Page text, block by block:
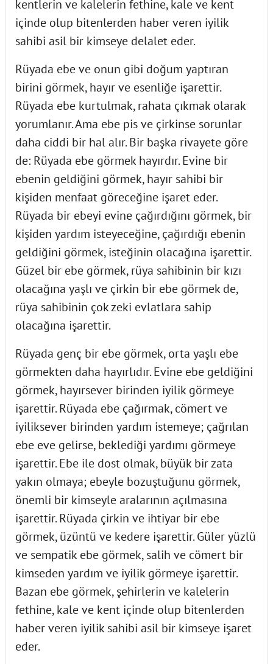
kentlerin ve kalelerin fethine, kale ve kent
içinde olup bitenlerden haber veren iyilik
sahibi asil bir kimseye delalet eder.
Rüyada ebe ve onun gibi doğum yaptıran
birini görmek, hayır ve esenliğe işarettir.
Rüyada ebe kurtulmak, rahata çıkmak olarak
yorumlanır. Ama ebe pis ve çirkinse sorunlar
daha ciddi bir hal alır. Bir başka rivayete göre
de: Rüyada ebe görmek hayırdır. Evine bir
ebenin geldiğini görmek, hayır sahibi bir
kişiden menfaat göreceğine işaret eder.
Rüyada bir ebeyi evine çağırdığını görmek, bir
kişiden yardım isteyeceğine, çağırdığı ebenin
geldiğini görmek, isteğinin olacağına işarettir.
Güzel bir ebe görmek, rüya sahibinin bir kızı
olacağına yaşlı ve çirkin bir ebe görmek de,
rüya sahibinin çok zeki evlatlara sahip
olacağına işarettir.
Rüyada genç bir ebe görmek, orta yaşlı ebe
görmekten daha hayırlıdır. Evine ebe geldiğini
görmek, hayırsever birinden iyilik görmeye
işarettir. Rüyada ebe çağırmak, cömert ve
iyiliksever birinden yardım istemeye; çağrılan
ebe eve gelirse, beklediği yardımı görmeye
işarettir. Ebe ile dost olmak, büyük bir zata
yakın olmaya; ebeyle bozuştuğunu görmek,
önemli bir kimseyle aralarının açılmasına
işarettir. Rüyada çirkin ve ihtiyar bir ebe
görmek, üzüntü ve kedere işarettir. Güler yüzlü
ve sempatik ebe görmek, salih ve cömert bir
kimseden yardım ve iyilik görmeye işarettir.
Bazan ebe görmek, şehirlerin ve kalelerin
fethine, kale ve kent içinde olup bitenlerden
haber veren iyilik sahibi asil bir kimseye işaret
eder.